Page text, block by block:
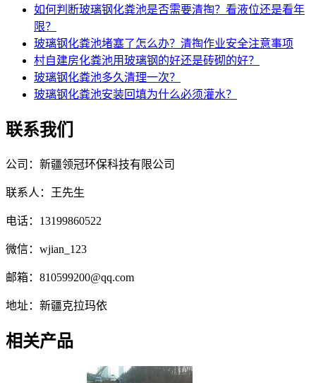
如何判断玻璃钢化粪池是否需要清掏？看液位还是看年
限？
玻璃钢化粪池堵塞了怎么办？清掏作业安全注意事项
村自建房化粪池用玻璃钢的好还是砖砌的好？
玻璃钢化粪池多久清理一次？
玻璃钢化粪池安装回填为什么必须灌水？
联系我们
公司：新疆领冠环保科技有限公司
联系人：王先生
电话：13199860522
微信：wjian_123
邮箱：810599200@qq.com
地址：新疆克拉玛依
相关产品